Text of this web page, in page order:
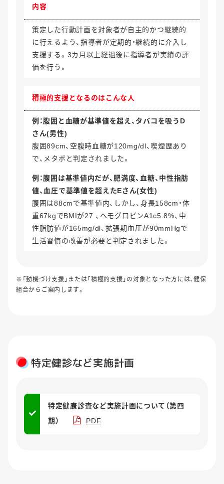
内容
策定した行動計画を対象者が自主的かつ継続的
に行えるよう、指導者が定期的・継続的に介入し
支援する。3カ月以上経過後に指導者が実績の評
価を行う。
積極的支援となるのはこんな人
例：腹囲と血糖が基準値を超え、タバコを吸うD
さん(男性)
腹囲89cm、空腹時血糖が120mg/dl、喫煙歴あり
で、メタボと判定されました。
例：腹囲は基準値内だが、肥満度、血糖、中性指肪
値、血圧で基準値を超えたEさん(女性)
腹囲は88cmで基準値内、しかし、身長158cm・体
重67kgでBMIが27 、ヘモグ口ビンA1c5.8%、中
性脂肪値が165mg/dl、拡張期血圧が90mmHgで
生活習慣の改善が必要と判定されました。
※「動機づけ支援」または「積極的支援」の対象となった方には、健保
組合からご案内します。
特定健診など実施計画
特定健康診査など実施計画について（第四
期）
PDF